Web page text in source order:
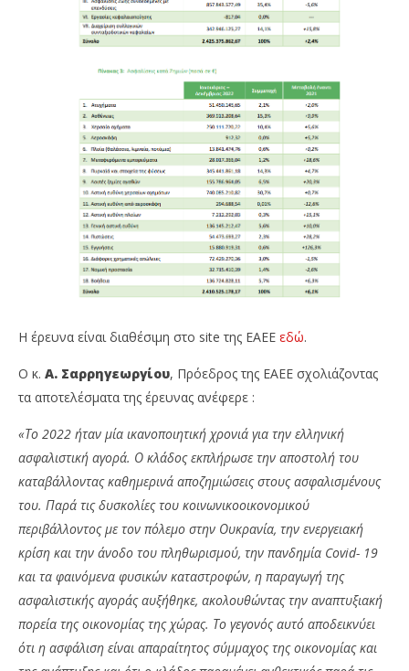
Η έρευνα είναι διαθέσιμη στο site της ΕΑΕΕ εδώ.
Ο κ. Α. Σαρρηγεωργίου, Πρόεδρος της ΕΑΕΕ σχολιάζοντας
τα αποτελέσματα της έρευνας ανέφερε :
«Το 2022 ήταν μία ικανοποιητική χρονιά για την ελληνική
ασφαλιστική αγορά. Ο κλάδος εκπλήρωσε την αποστολή του
καταβάλλοντας καθημερινά αποζημιώσεις στους ασφαλισμένους
του. Παρά τις δυσκολίες του κοινωνικοοικονομικού
περιβάλλοντος με τον πόλεμο στην Ουκρανία, την ενεργειακή
κρίση και την άνοδο του πληθωρισμού, την πανδημία Covid- 19
και τα φαινόμενα φυσικών καταστροφών, η παραγωγή της
ασφαλιστικής αγοράς αυξήθηκε, ακολουθώντας την αναπτυξιακή
πορεία της οικονομίας της χώρας. Το γεγονός αυτό αποδεικνύει
ότι η ασφάλιση είναι απαραίτητος σύμμαχος της οικονομίας και